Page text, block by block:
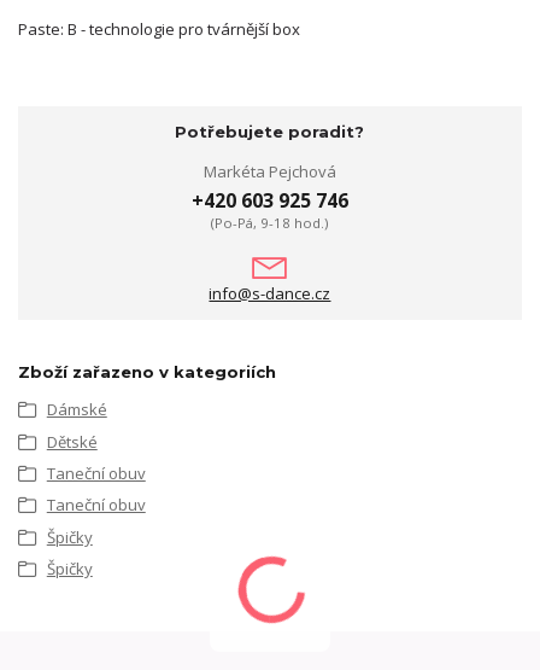
Paste: B - technologie pro tvárnější box
Potřebujete poradit?
Markéta Pejchová
+420 603 925 746
(Po-Pá, 9-18 hod.)
info@s-dance.cz
Zboží zařazeno v kategoriích
Dámské
Dětské
Taneční obuv
Taneční obuv
Špičky
Špičky